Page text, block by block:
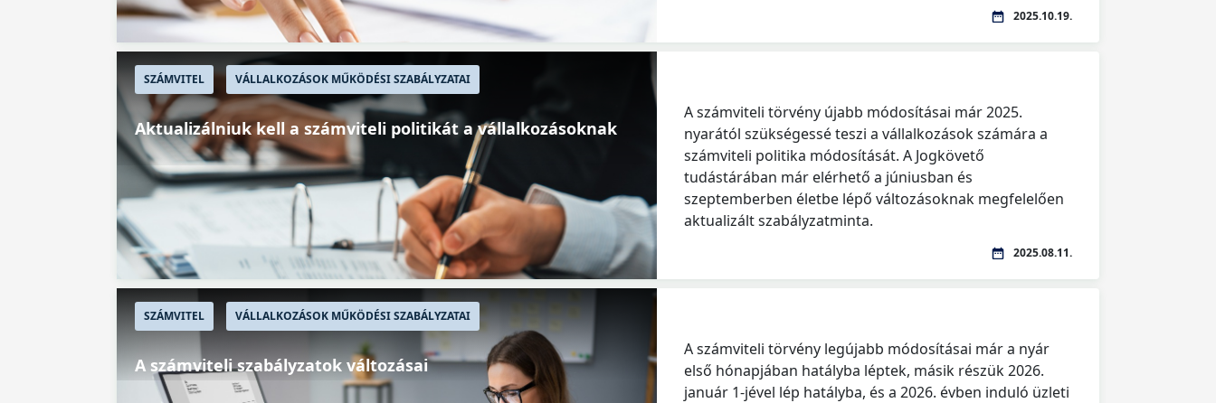
2025.10.19.
SZÁMVITEL VÁLLALKOZÁSOK MŰKÖDÉSI SZABÁLYZATAI
Aktualizálniuk kell a számviteli politikát a vállalkozásoknak
A számviteli törvény újabb módosításai már 2025.
nyarától szükségessé teszi a vállalkozások számára a
számviteli politika módosítását. A Jogkövető
tudástárában már elérhető a júniusban és
szeptemberben életbe lépő változásoknak megfelelően
aktualizált szabályzatminta.
2025.08.11.
SZÁMVITEL VÁLLALKOZÁSOK MŰKÖDÉSI SZABÁLYZATAI
A számviteli szabályzatok változásai
A számviteli törvény legújabb módosításai már a nyár
első hónapjában hatályba léptek, másik részük 2026.
január 1-jével lép hatályba, és a 2026. évben induló üzleti